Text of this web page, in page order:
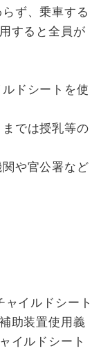
ず、乗車する
すると全員が
ドシートを使
では授乳等の
や官公署など
イルドシート
助装置使用義
イルドシート